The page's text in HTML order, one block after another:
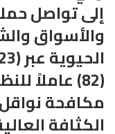
إلى تواصل
والأسواق
(82) عاملاً
مكافحة
الكثافة